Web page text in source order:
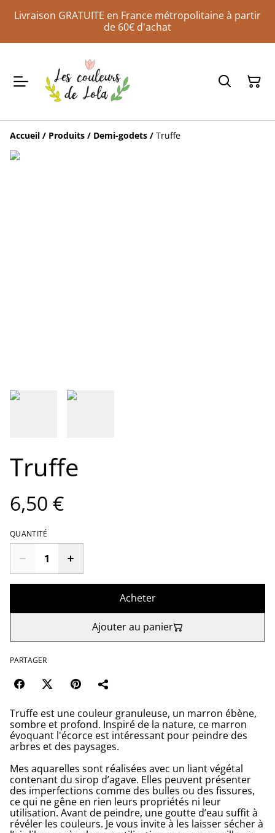
Livraison GRATUITE en France métropolitaine à partir
de 60€ d'achat
Accueil / Produits / Demi-godets / Truffe
Truffe
6,50 €
QUANTITÉ
Acheter
Ajouter au panier
PARTAGER
Truffe est une couleur granuleuse, un marron ébène,
sombre et profond. Inspiré de la nature, ce marron
évoquant l'écorce est intéressant pour peindre des
arbres et des paysages.
Mes aquarelles sont réalisées avec un liant végétal
contenant du sirop d’agave. Elles peuvent présenter
des imperfections comme des bulles ou des fissures,
ce qui ne gêne en rien leurs propriétés ni leur
utilisation. Avant de peindre, une goutte d’eau suffit à
révéler les couleurs. Je vous invite à les laisser sécher à